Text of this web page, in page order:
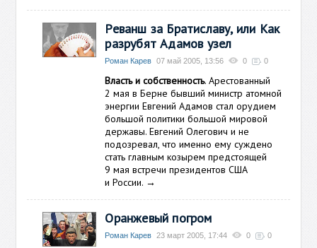
Реванш за Братиславу, или Как
разрубят Адамов узел
Роман Карев 07 май 2005, 13:56 0 0
Власть и собственность. Арестованный
2 мая в Берне бывший министр атомной
энергии Евгений Адамов стал орудием
большой политики большой мировой
державы. Евгений Олегович и не
подозревал, что именно ему суждено
стать главным козырем предстоящей
9 мая встречи президентов США
и России. →
Оранжевый погром
Роман Карев 23 март 2005, 17:44 0 0